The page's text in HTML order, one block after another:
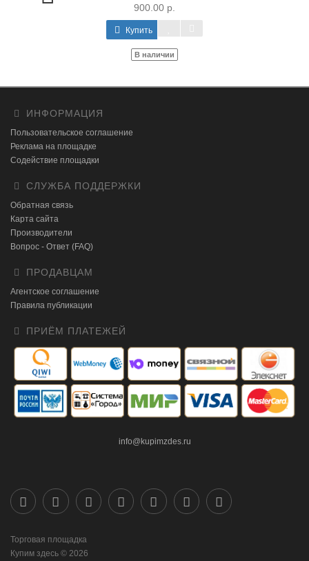
900.00 р.
Купить
В наличии
ИНФОРМАЦИЯ
Пользовательское соглашение
Реклама на площадке
Содействие площадки
СЛУЖБА ПОДДЕРЖКИ
Обратная связь
Карта сайта
Производители
Вопрос - Ответ (FAQ)
ПРОДАВЦАМ
Агентское соглашение
Правила публикации
ПРИЁМ ПЛАТЕЖЕЙ
info@kupimzdes.ru
Торговая площадка
Купим здесь © 2026